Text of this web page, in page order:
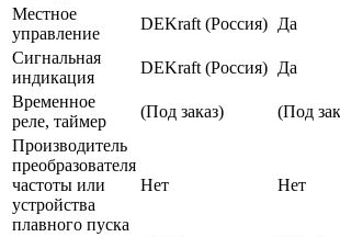
Местное
управление
DEKraft (Россия) Да
Сигнальная
индикация
DEKraft (Россия) Да
Временное
реле, таймер
(Под заказ) (Под
Производитель
преобразователя
частоты или
устройства
плавного пуска
Нет Нет